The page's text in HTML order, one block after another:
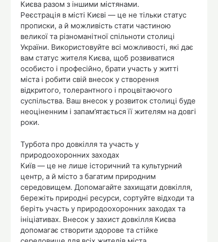
Києва разом з іншими містянами.
Реєстрація в місті Києві — це не тільки статус
прописки, а й можливість стати частиною
великої та різноманітної спільноти столиці
України. Використовуйте всі можливості, які дає
вам статус жителя Києва, щоб розвиватися
особисто і професійно, брати участь у житті
міста і робити свій внесок у створення
відкритого, толерантного і процвітаючого
суспільства. Ваш внесок у розвиток столиці буде
неоціненним і запам’ятається її жителям на довгі
роки.
Турбота про довкілля та участь у
природоохоронних заходах
Київ — це не лише історичний та культурний
центр, а й місто з багатим природним
середовищем. Допомагайте захищати довкілля,
бережіть природні ресурси, сортуйте відходи та
беріть участь у природоохоронних заходах та
ініціативах. Внесок у захист довкілля Києва
допомагає створити здорове та стійке